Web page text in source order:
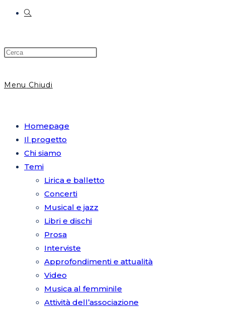
Attiva/disattiva
Menu Chiudi
Homepage
Il progetto
Chi siamo
Temi
Lirica e balletto
Concerti
Musical e jazz
Libri e dischi
Prosa
Interviste
Approfondimenti e attualità
Video
Musica al femminile
Attività dell’associazione